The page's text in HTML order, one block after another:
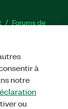
Forums de
TwitterYouTube
à
notre
ou